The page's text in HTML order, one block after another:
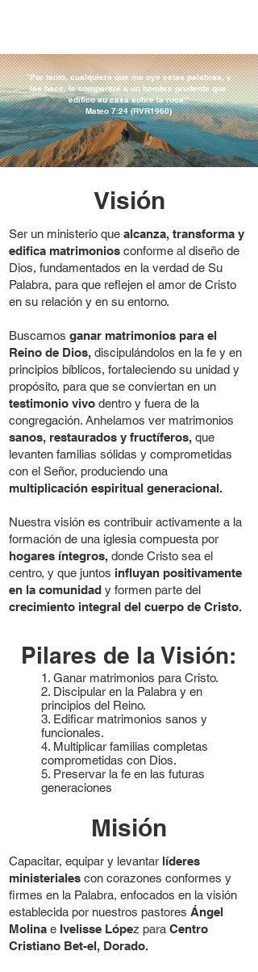
“Por tanto, cualquiera que me oye estas palabras, y
las hace, le compararé a un hombre prudente que
edificó su casa sobre la roca.”
Mateo 7:24 (RVR1960)
Visión
Ser un ministerio que alcanza, transforma y
edifica matrimonios conforme al diseño de
Dios, fundamentados en la verdad de Su
Palabra, para que reflejen el amor de Cristo
en su relación y en su entorno.
Buscamos ganar matrimonios para el
Reino de Dios, discipulándolos en la fe y en
principios bíblicos, fortaleciendo su unidad y
propósito, para que se conviertan en un
testimonio vivo dentro y fuera de la
congregación. Anhelamos ver matrimonios
sanos, restaurados y fructíferos, que
levanten familias sólidas y comprometidas
con el Señor, produciendo una
multiplicación espiritual generacional.
Nuestra visión es contribuir activamente a la
formación de una iglesia compuesta por
hogares íntegros, donde Cristo sea el
centro, y que juntos influyan positivamente
en la comunidad y formen parte del
crecimiento integral del cuerpo de Cristo.
Pilares de la Visión:
1. Ganar matrimonios para Cristo.
2. Discipular en la Palabra y en
principios del Reino.
3. Edificar matrimonios sanos y
funcionales.
4. Multiplicar familias completas
comprometidas con Dios.
5. Preservar la fe en las futuras
generaciones
Misión
Capacitar, equipar y levantar líderes
ministeriales con corazones conformes y
firmes en la Palabra, enfocados en la visión
establecida por nuestros pastores Ángel
Molina e Ivelisse López para Centro
Cristiano Bet-el, Dorado.